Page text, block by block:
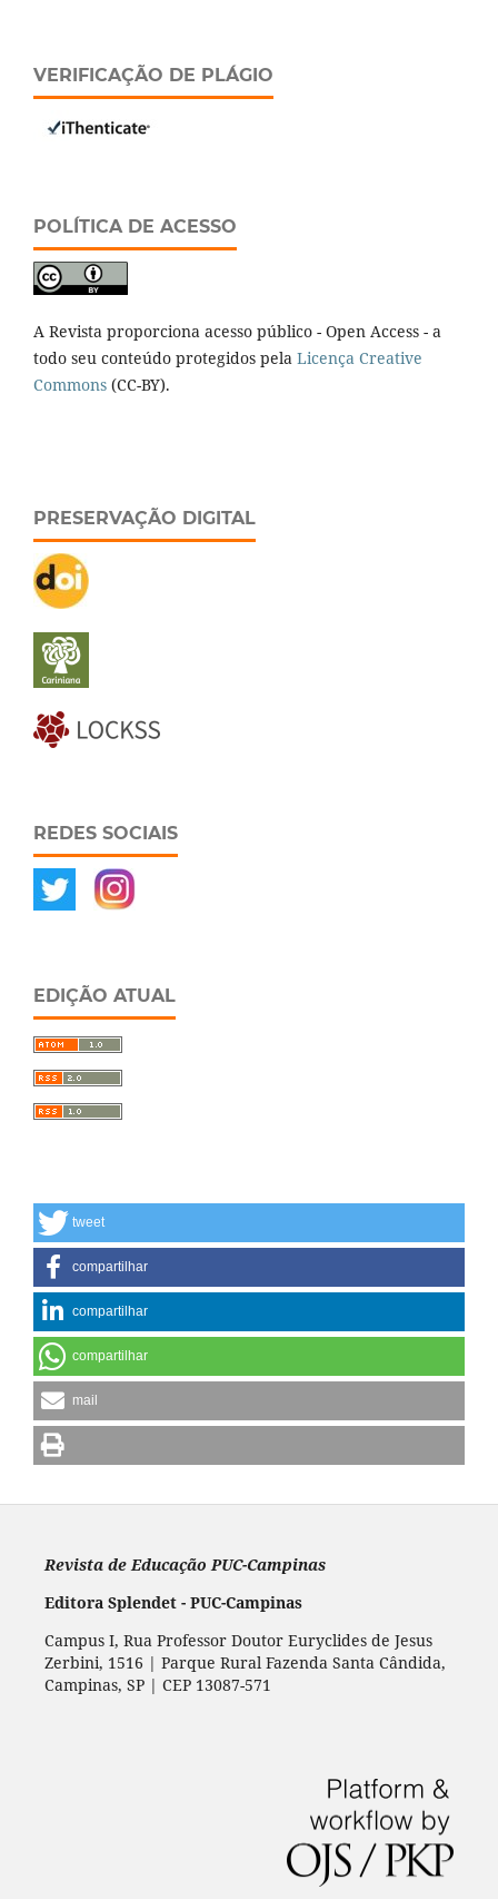
VERIFICAÇÃO DE PLÁGIO
POLÍTICA DE ACESSO
A Revista proporciona acesso público - Open Access - a
todo seu conteúdo protegidos pela Licença Creative
Commons (CC-BY).
PRESERVAÇÃO DIGITAL
REDES SOCIAIS
EDIÇÃO ATUAL
tweet
compartilhar
compartilhar
compartilhar
mail
Revista de Educação PUC-Campinas
Editora Splendet - PUC-Campinas
Campus I, Rua Professor Doutor Euryclides de Jesus
Zerbini, 1516 | Parque Rural Fazenda Santa Cândida,
Campinas, SP | CEP 13087-571